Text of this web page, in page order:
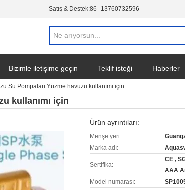
Satış & Destek:86--13760732596
Bizimle iletişime geçin Teklif isteği Haberler
Su Pompaları Yüzme havuzu kullanımı için
kullanımı için
Ürün ayrıntıları:
Menşe yeri:
Marka adı:
Sertifika:
CE ,
AAA
Model numarası: